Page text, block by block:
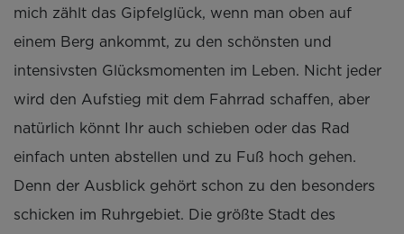
mich zählt das Gipfelglück, wenn man oben auf
einem Berg ankommt, zu den schönsten und
intensivsten Glücksmomenten im Leben. Nicht jeder
wird den Aufstieg mit dem Fahrrad schaffen, aber
natürlich könnt Ihr auch schieben oder das Rad
einfach unten abstellen und zu Fuß hoch gehen.
Denn der Ausblick gehört schon zu den besonders
schicken im Ruhrgebiet. Die größte Stadt des